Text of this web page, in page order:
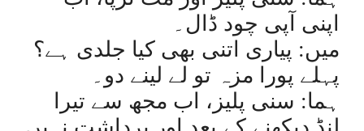
اپنی آپی چود ڈال۔
میں: پیاری اتنی بھی کیا جلدی ہے؟
پہلے پورا مزہ تو لے لینے دو۔
ہما: سنی پلیز، اب مجھ سے تیرا